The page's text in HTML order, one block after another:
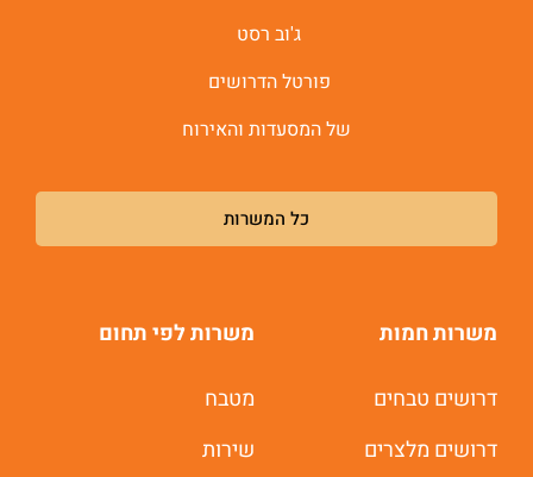
ג'וב רסט
פורטל הדרושים
של המסעדות והאירוח
כל המשרות
משרות חמות
דרושים טבחים
דרושים מלצרים
משרות לפי תחום
מטבח
שירות